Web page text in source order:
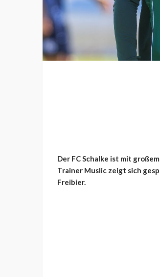
Der FC Schalke ist mit
Trainer Muslic zeigt sich
Freibier.